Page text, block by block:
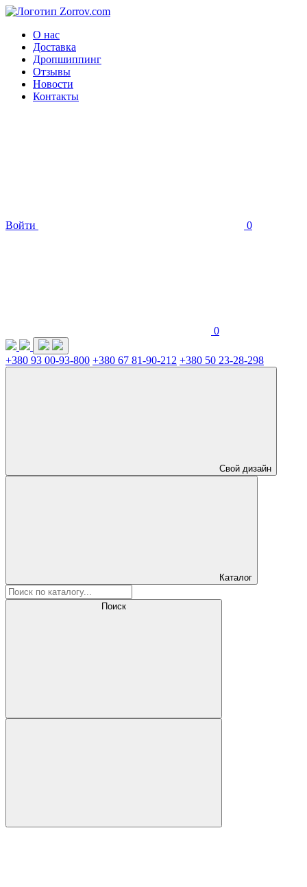
О нас
Доставка
Дропшиппинг
Отзывы
Новости
Контакты
Войти 0
0
+380 93 00-93-800 +380 67 81-90-212 +380 50 23-28-298
Свой дизайн
Каталог
Поиск